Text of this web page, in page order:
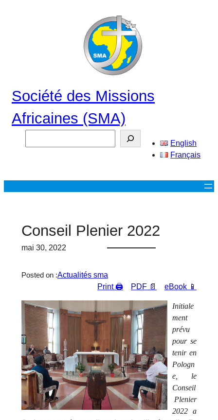
Société des Missions
Africaines (SMA)
English
Français
Conseil Plenier 2022
mai 30, 2022
Posted on :Actualités sma
Print 🖨
PDF 📄 eBook 📱
Initiale
ment
prévu
pour se
tenir en
Pologn
e, le
Conseil
Plenier
2022 a